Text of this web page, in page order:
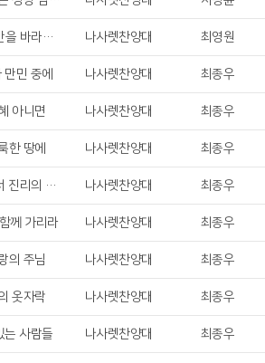
주님만을 바라봅니다 나사렛찬양대 최영원
만민 중에 나사렛찬양대 최종우
아니면 나사렛찬양대 최종우
한 땅에 나사렛찬양대 최종우
오소서 진리의 성령님 나사렛찬양대 최종우
께 가리라 나사렛찬양대 최종우
의 주님 나사렛찬양대 최종우
옷자락 나사렛찬양대 최종우
는 사람들 나사렛찬양대 최종우